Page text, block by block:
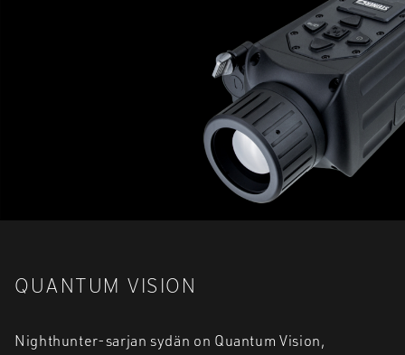
QUANTUM VISION
Nighthunter-sarjan sydän on Quantum Vision,